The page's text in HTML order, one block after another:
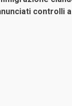
controlli